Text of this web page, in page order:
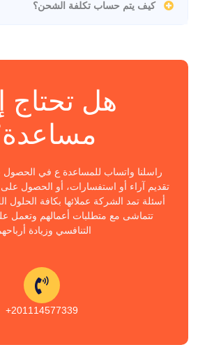
كيف يتم حساب تكلفة الشحن؟
هل تحتاج
راسلنا واتساب للمساعدة ع في الحصول
تقديم آراء أو استفسارات، أو الحصول
أسئلة تمد الشركة عملائها بكافة الحلول
تتماشى مع متطلبات أعمالهم وتعمل
التنافسي وزيادة
201114577339+